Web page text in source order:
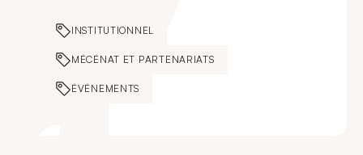
INSTITUTIONNEL
MÉCÉNAT ET PARTENARIATS
ÉVÉNEMENTS